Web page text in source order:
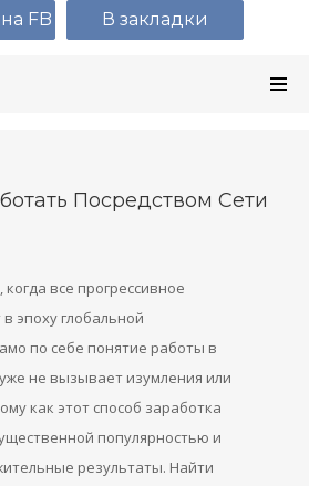
Посредством Сети
все прогрессивное
эпоху глобальной
по себе понятие работы в
не вызывает изумления или
как этот способ заработка
популярностью и
результаты. Найти
FB В закладки